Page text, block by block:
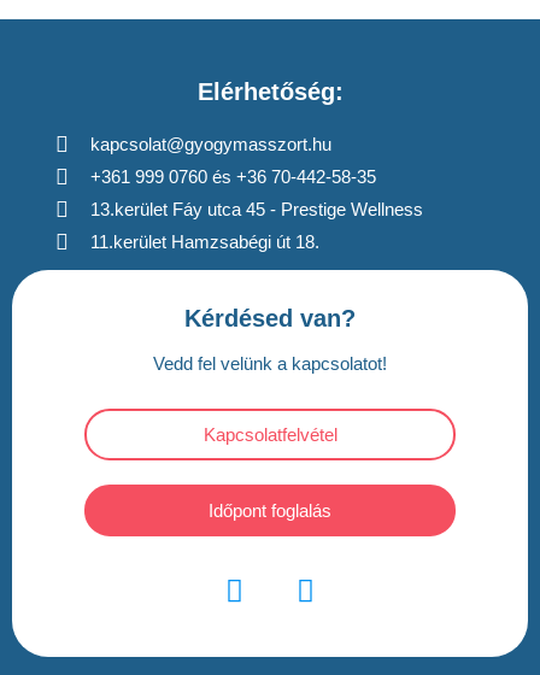
Elérhetőség:
kapcsolat@gyogymasszort.hu
+361 999 0760 és +36 70-442-58-35
13.kerület Fáy utca 45 - Prestige Wellness
11.kerület Hamzsabégi út 18.
Kérdésed van?
Vedd fel velünk a kapcsolatot!
Kapcsolatfelvétel
Időpont foglalás